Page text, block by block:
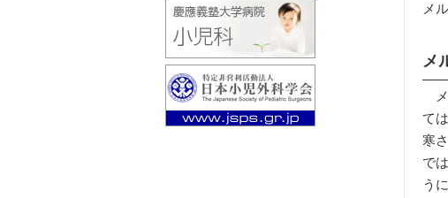
メ
メ
メ
て
寒
で
う